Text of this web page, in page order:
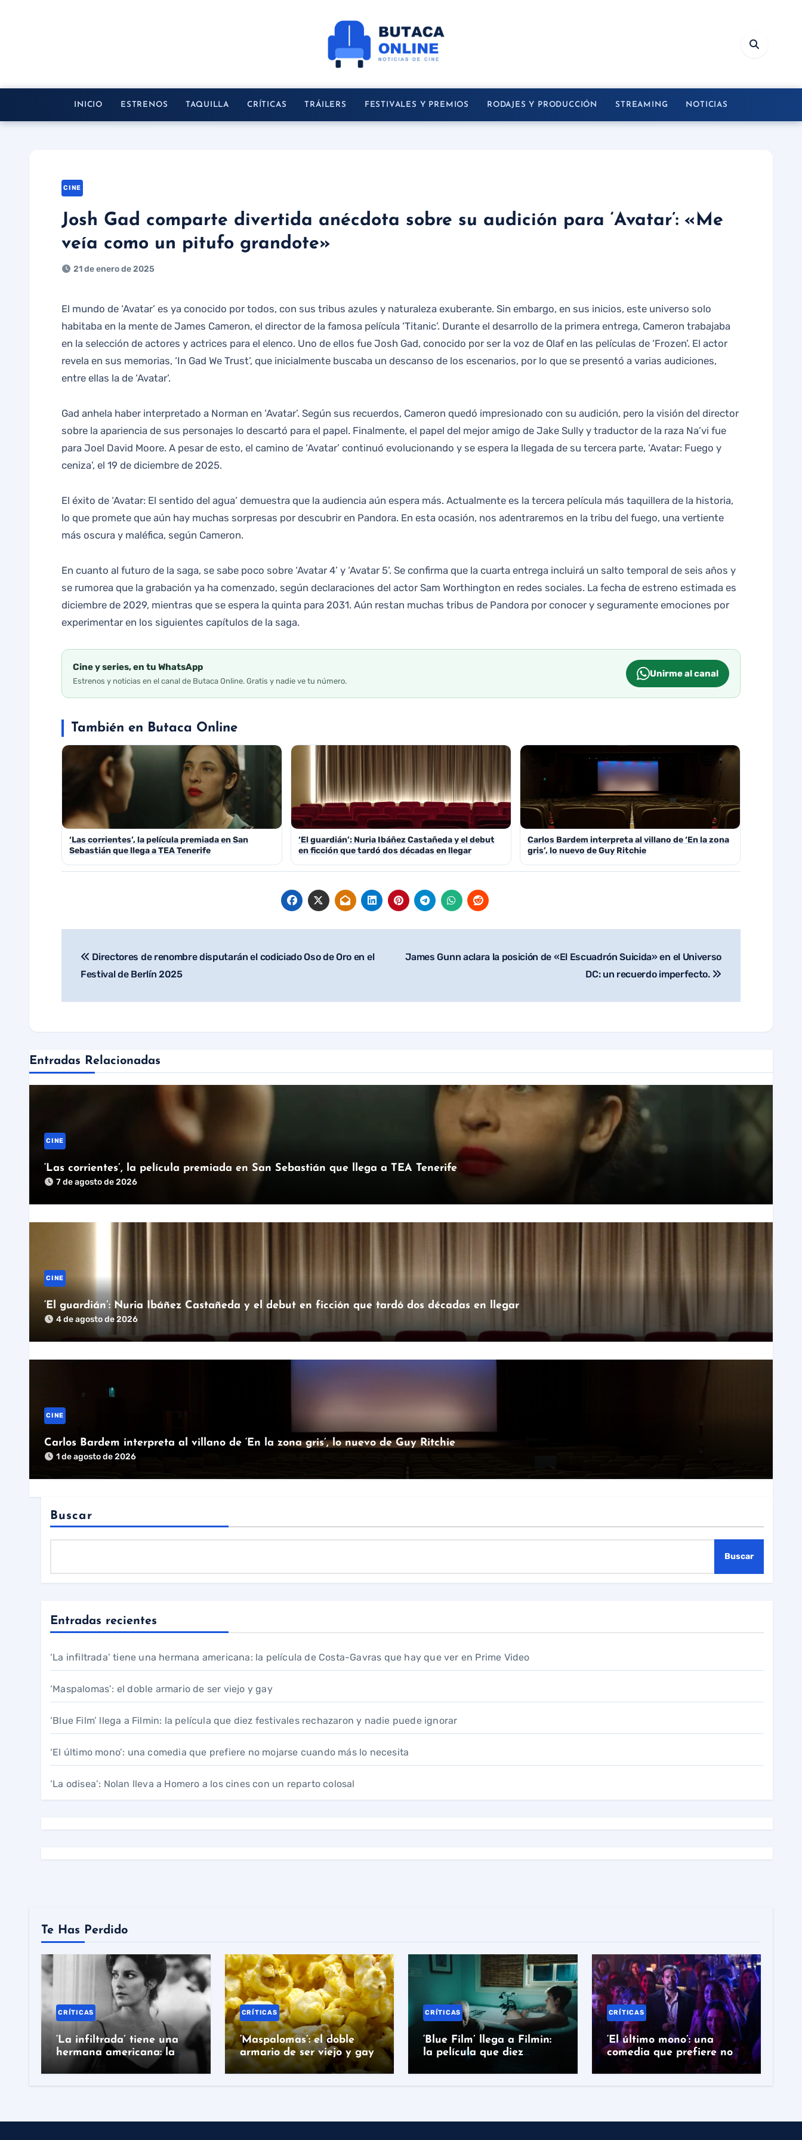
INICIO ESTRENOS TAQUILLA CRÍTICAS TRÁILERS FESTIVALES Y PREMIOS RODAJES Y PRODUCCIÓN STREAMING NOTICIAS
CINE
Josh Gad comparte divertida anécdota sobre su audición para ‘Avatar’: «Me
veía como un pitufo grandote»
21 de enero de 2025
El mundo de ‘Avatar’ es ya conocido por todos, con sus tribus azules y naturaleza exuberante. Sin embargo, en sus inicios, este universo solo
habitaba en la mente de James Cameron, el director de la famosa película ‘Titanic’. Durante el desarrollo de la primera entrega, Cameron trabajaba
en la selección de actores y actrices para el elenco. Uno de ellos fue Josh Gad, conocido por ser la voz de Olaf en las películas de ‘Frozen’. El actor
revela en sus memorias, ‘In Gad We Trust’, que inicialmente buscaba un descanso de los escenarios, por lo que se presentó a varias audiciones,
entre ellas la de ‘Avatar’.
Gad anhela haber interpretado a Norman en ‘Avatar’. Según sus recuerdos, Cameron quedó impresionado con su audición, pero la visión del director
sobre la apariencia de sus personajes lo descartó para el papel. Finalmente, el papel del mejor amigo de Jake Sully y traductor de la raza Na’vi fue
para Joel David Moore. A pesar de esto, el camino de ‘Avatar’ continuó evolucionando y se espera la llegada de su tercera parte, ‘Avatar: Fuego y
ceniza’, el 19 de diciembre de 2025.
El éxito de ‘Avatar: El sentido del agua’ demuestra que la audiencia aún espera más. Actualmente es la tercera película más taquillera de la historia,
lo que promete que aún hay muchas sorpresas por descubrir en Pandora. En esta ocasión, nos adentraremos en la tribu del fuego, una vertiente
más oscura y maléfica, según Cameron.
En cuanto al futuro de la saga, se sabe poco sobre ‘Avatar 4’ y ‘Avatar 5’. Se confirma que la cuarta entrega incluirá un salto temporal de seis años y
se rumorea que la grabación ya ha comenzado, según declaraciones del actor Sam Worthington en redes sociales. La fecha de estreno estimada es
diciembre de 2029, mientras que se espera la quinta para 2031. Aún restan muchas tribus de Pandora por conocer y seguramente emociones por
experimentar en los siguientes capítulos de la saga.
Cine y series, en tu WhatsApp
Estrenos y noticias en el canal de Butaca Online. Gratis y nadie ve tu número.
Unirme al canal
También en Butaca Online
‘Las corrientes’, la película premiada en San
Sebastián que llega a TEA Tenerife
‘El guardián’: Nuria Ibáñez Castañeda y el debut
en ficción que tardó dos décadas en llegar
Carlos Bardem interpreta al villano de ‘En la zona
gris’, lo nuevo de Guy Ritchie
Navegación
de
Directores de renombre disputarán el codiciado Oso de Oro en el
Festival de Berlín 2025
James Gunn aclara la posición de «El Escuadrón Suicida» en el Universo
DC: un recuerdo imperfecto.
Entradas Relacionadas
CINE
‘Las corrientes’, la película premiada en San Sebastián que llega a TEA Tenerife
7 de agosto de 2026
CINE
‘El guardián’: Nuria Ibáñez Castañeda y el debut en ficción que tardó dos décadas en llegar
4 de agosto de 2026
CINE
Carlos Bardem interpreta al villano de ‘En la zona gris’, lo nuevo de Guy Ritchie
1 de agosto de 2026
Buscar
Buscar
Entradas recientes
‘La infiltrada’ tiene una hermana americana: la película de Costa-Gavras que hay que ver en Prime Video
‘Maspalomas’: el doble armario de ser viejo y gay
‘Blue Film’ llega a Filmin: la película que diez festivales rechazaron y nadie puede ignorar
‘El último mono’: una comedia que prefiere no mojarse cuando más lo necesita
‘La odisea’: Nolan lleva a Homero a los cines con un reparto colosal
Te Has Perdido
CRÍTICAS
‘La infiltrada’ tiene una
hermana americana: la
película de Costa-Gavras
CRÍTICAS
‘Maspalomas’: el doble
armario de ser viejo y gay
CRÍTICAS
‘Blue Film’ llega a Filmin:
la película que diez
CRÍTICAS
‘El último mono’: una
comedia que prefiere no
mojarse cuando más lo